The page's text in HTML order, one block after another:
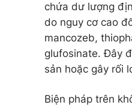
chứa dư lượng
do nguy cơ cao
mancozeb,
glufosinate. Đây
sản hoặc gây rối
Biện pháp trên